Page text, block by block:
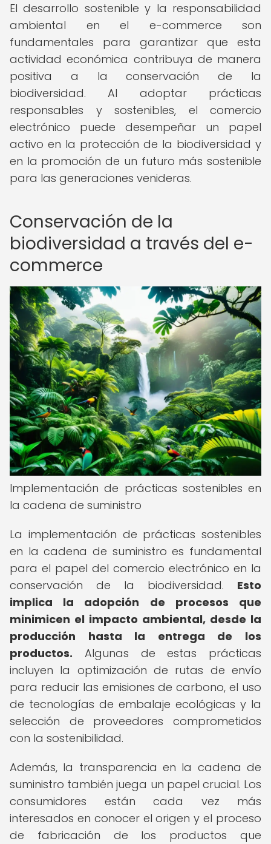
El desarrollo sostenible y la responsabilidad
ambiental en el e-commerce son
fundamentales para garantizar que esta
actividad económica contribuya de manera
positiva a la conservación de la
biodiversidad. Al adoptar prácticas
responsables y sostenibles, el comercio
electrónico puede desempeñar un papel
activo en la protección de la biodiversidad y
en la promoción de un futuro más sostenible
para las generaciones venideras.
Conservación de la
biodiversidad a través del e-
commerce
Implementación de prácticas sostenibles en
la cadena de suministro
La implementación de prácticas sostenibles
en la cadena de suministro es fundamental
para el papel del comercio electrónico en la
conservación de la biodiversidad. Esto
implica la adopción de procesos que
minimicen el impacto ambiental, desde la
producción hasta la entrega de los
productos. Algunas de estas prácticas
incluyen la optimización de rutas de envío
para reducir las emisiones de carbono, el uso
de tecnologías de embalaje ecológicas y la
selección de proveedores comprometidos
con la sostenibilidad.
Además, la transparencia en la cadena de
suministro también juega un papel crucial. Los
consumidores están cada vez más
interesados en conocer el origen y el proceso
de fabricación de los productos que